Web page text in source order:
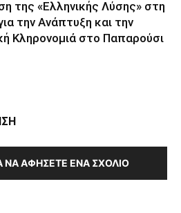
της «Ελληνικής Λύσης» στη
την Ανάπτυξη και την
Κληρονομιά στο Παπαρούσι
ΝΑ ΑΦΉΣΕΤΕ ΈΝΑ ΣΧΌΛΙΟ